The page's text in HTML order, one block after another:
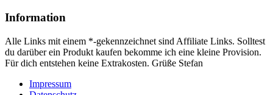
Information
Alle Links mit einem *-gekennzeichnet sind Affiliate Links. Solltest
du darüber ein Produkt kaufen bekomme ich eine kleine Provision.
Für dich entstehen keine Extrakosten. Grüße Stefan
Impressum